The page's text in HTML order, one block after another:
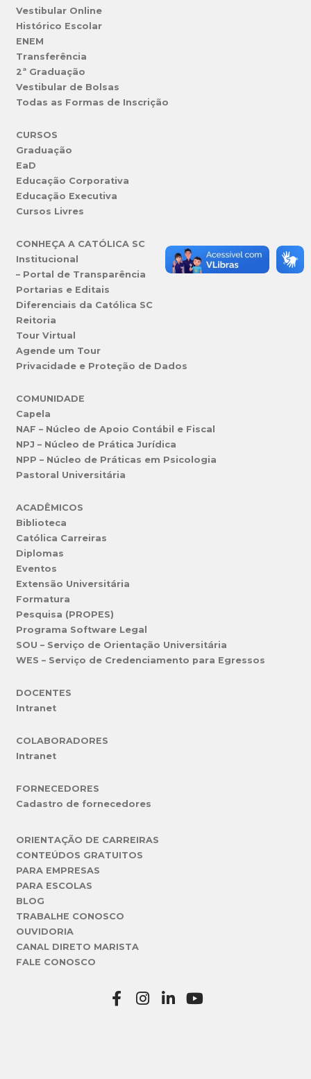
Vestibular Online
Histórico Escolar
ENEM
Transferência
2ª Graduação
Vestibular de Bolsas
Todas as Formas de Inscrição
CURSOS
Graduação
EaD
Educação Corporativa
Educação Executiva
Cursos Livres
CONHEÇA A CATÓLICA SC
Institucional
– Portal de Transparência
Portarias e Editais
Diferenciais da Católica SC
Reitoria
Tour Virtual
Agende um Tour
Privacidade e Proteção de Dados
COMUNIDADE
Capela
NAF – Núcleo de Apoio Contábil e Fiscal
NPJ – Núcleo de Prática Jurídica
NPP – Núcleo de Práticas em Psicologia
Pastoral Universitária
ACADÊMICOS
Biblioteca
Católica Carreiras
Diplomas
Eventos
Extensão Universitária
Formatura
Pesquisa (PROPES)
Programa Software Legal
SOU – Serviço de Orientação Universitária
WES – Serviço de Credenciamento para Egressos
DOCENTES
Intranet
COLABORADORES
Intranet
FORNECEDORES
Cadastro de fornecedores
ORIENTAÇÃO DE CARREIRAS
CONTEÚDOS GRATUITOS
PARA EMPRESAS
PARA ESCOLAS
BLOG
TRABALHE CONOSCO
OUVIDORIA
CANAL DIRETO MARISTA
FALE CONOSCO